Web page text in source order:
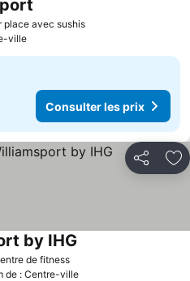
place avec sushisConsulter les
ville
Consulter les prix
Partager
de fitnessConsulter les prix
by IHG
de : Centre-ville